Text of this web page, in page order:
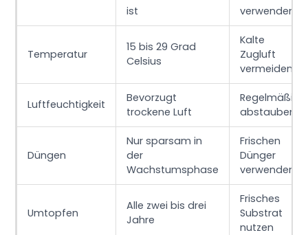
ist
verwenden
Temperatur
15 bis 29 Grad
Celsius
Kalte
Zugluft
vermeiden
Luftfeuchtigkeit
Bevorzugt
trockene Luft
Regelmäßig
abstauben
Düngen
Nur sparsam in
der
Wachstumsphase
Frischen
Dünger
verwenden
Umtopfen
Alle zwei bis drei
Jahre
Frisches
Substrat
nutzen